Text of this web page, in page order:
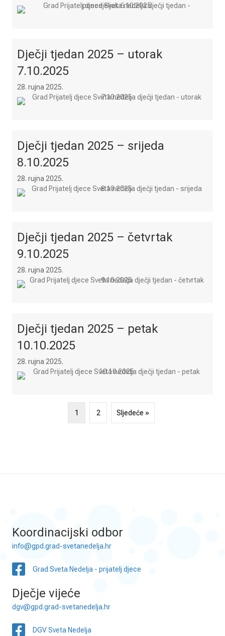
Dječji tjedan 2025 – utorak
7.10.2025
28. rujna 2025.
Dječji tjedan 2025 – srijeda
8.10.2025
28. rujna 2025.
Dječji tjedan 2025 – četvrtak
9.10.2025
28. rujna 2025.
Dječji tjedan 2025 – petak
10.10.2025
28. rujna 2025.
1 2 Sljedeće »
Koordinacijski odbor
info@gpd.grad-svetanedelja.hr
Grad Sveta Nedelja - prijatelj djece
Dječje vijeće
dgv@gpd.grad-svetanedelja.hr
DGV Sveta Nedelja